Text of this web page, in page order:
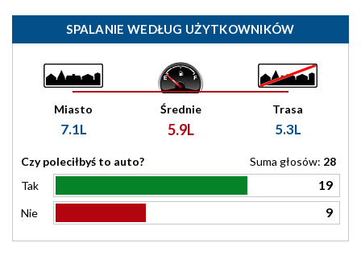
SPALANIE WEDŁUG UŻYTKOWNIKÓW
Miasto
7.1L
Średnie
5.9L
Trasa
5.3L
Czy poleciłbyś to auto? Suma głosów: 28
Tak
19
Nie 9